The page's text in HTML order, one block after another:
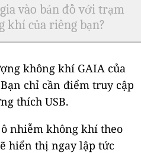
vào bản đồ với trạm
khí của riêng bạn?
không khí GAIA của
chỉ cần điểm truy cập
thích USB.
nhiễm không khí theo
hiển thị ngay lập tức